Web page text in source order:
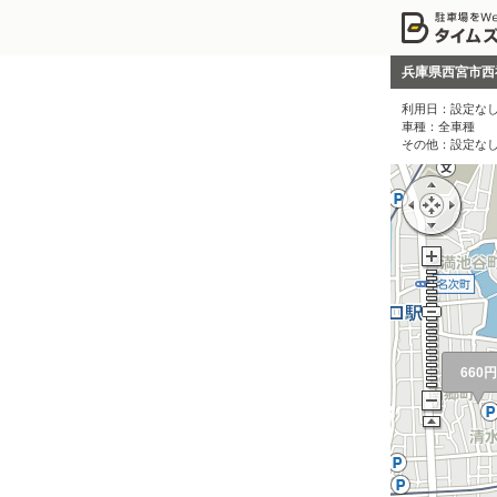
兵庫県西宮市
利用日： 設定な
車種： 全車種
その他： 設定な
660円